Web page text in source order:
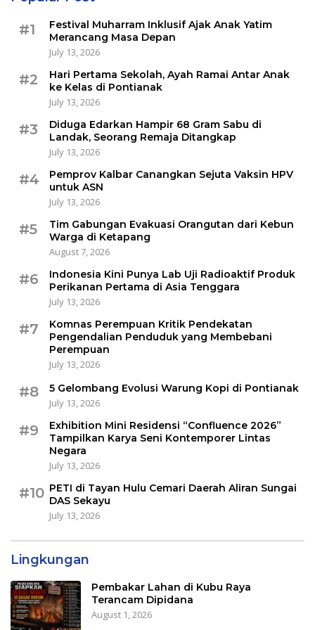
#1
Festival Muharram Inklusif Ajak Anak Yatim
Merancang Masa Depan
July 13, 2026
#2
Hari Pertama Sekolah, Ayah Ramai Antar Anak
ke Kelas di Pontianak
July 13, 2026
#3
Diduga Edarkan Hampir 68 Gram Sabu di
Landak, Seorang Remaja Ditangkap
July 13, 2026
#4
Pemprov Kalbar Canangkan Sejuta Vaksin HPV
untuk ASN
July 13, 2026
#5
Tim Gabungan Evakuasi Orangutan dari Kebun
Warga di Ketapang
August 7, 2026
#6
Indonesia Kini Punya Lab Uji Radioaktif Produk
Perikanan Pertama di Asia Tenggara
July 13, 2026
#7
Komnas Perempuan Kritik Pendekatan
Pengendalian Penduduk yang Membebani
Perempuan
July 13, 2026
#8
5 Gelombang Evolusi Warung Kopi di Pontianak
July 13, 2026
#9
Exhibition Mini Residensi “Confluence 2026”
Tampilkan Karya Seni Kontemporer Lintas
Negara
July 13, 2026
#10 PETI di Tayan Hulu Cemari Daerah Aliran Sungai
DAS Sekayu
July 13, 2026
Lingkungan
Pembakar Lahan di Kubu Raya
Terancam Dipidana
August 1, 2026